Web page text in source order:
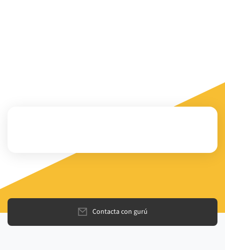
Contacta con gurú